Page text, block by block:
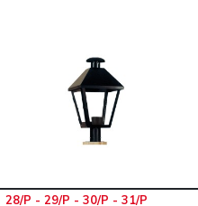
28/P - 29/P - 30/P - 31/P